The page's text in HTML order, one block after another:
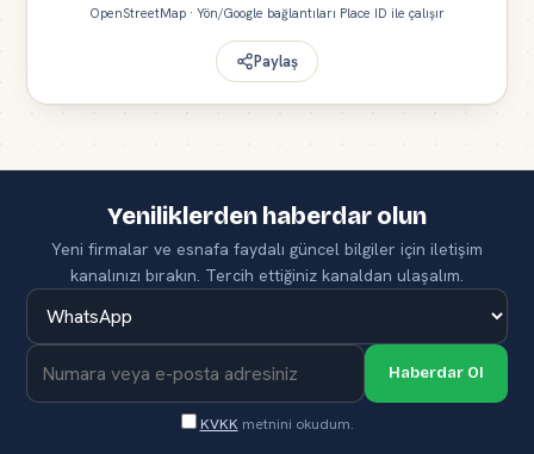
OpenStreetMap · Yön/Google bağlantıları Place ID ile çalışır
Paylaş
Yeniliklerden haberdar olun
Yeni firmalar ve esnafa faydalı güncel bilgiler için iletişim
kanalınızı bırakın. Tercih ettiğiniz kanaldan ulaşalım.
Haberdar Ol
KVKK metnini okudum.